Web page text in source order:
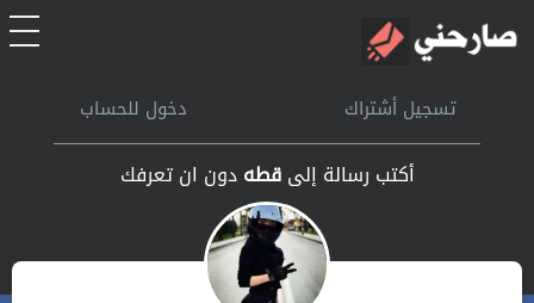
الرئيسيةتسجيل أشتراك دخول للحساب
أكتب رسالة إلىقطهدون ان تعرفك